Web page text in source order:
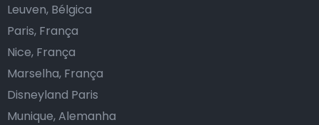
Leuven, Bélgica
Paris, França
Nice, França
Marselha, França
Disneyland Paris
Munique, Alemanha